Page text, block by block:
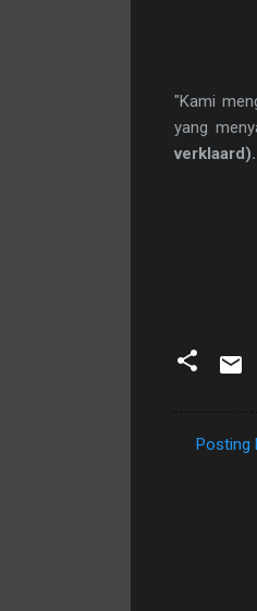
"Kami
yang
verklaard).
Posting